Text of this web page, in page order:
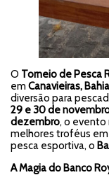
O Torneio de Pesca
emCanavieiras, Bahia
diversão para
29 e 30 de
dezembro, o
melhores troféus
pesca esportiva, o
A Magia do Banco